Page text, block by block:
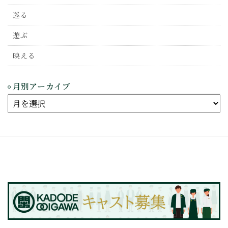
巡る
遊ぶ
映える
月別アーカイブ